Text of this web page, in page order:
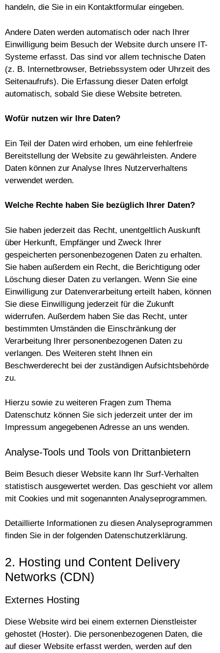
handeln, die Sie in ein Kontaktformular eingeben.
Andere Daten werden automatisch oder nach Ihrer
Einwilligung beim Besuch der Website durch unsere IT-
Systeme erfasst. Das sind vor allem technische Daten
(z. B. Internetbrowser, Betriebssystem oder Uhrzeit des
Seitenaufrufs). Die Erfassung dieser Daten erfolgt
automatisch, sobald Sie diese Website betreten.
Wofür nutzen wir Ihre Daten?
Ein Teil der Daten wird erhoben, um eine fehlerfreie
Bereitstellung der Website zu gewährleisten. Andere
Daten können zur Analyse Ihres Nutzerverhaltens
verwendet werden.
Welche Rechte haben Sie bezüglich Ihrer Daten?
Sie haben jederzeit das Recht, unentgeltlich Auskunft
über Herkunft, Empfänger und Zweck Ihrer
gespeicherten personenbezogenen Daten zu erhalten.
Sie haben außerdem ein Recht, die Berichtigung oder
Löschung dieser Daten zu verlangen. Wenn Sie eine
Einwilligung zur Datenverarbeitung erteilt haben, können
Sie diese Einwilligung jederzeit für die Zukunft
widerrufen. Außerdem haben Sie das Recht, unter
bestimmten Umständen die Einschränkung der
Verarbeitung Ihrer personenbezogenen Daten zu
verlangen. Des Weiteren steht Ihnen ein
Beschwerderecht bei der zuständigen Aufsichtsbehörde
zu.
Hierzu sowie zu weiteren Fragen zum Thema
Datenschutz können Sie sich jederzeit unter der im
Impressum angegebenen Adresse an uns wenden.
Analyse-Tools und Tools von Drittanbietern
Beim Besuch dieser Website kann Ihr Surf-Verhalten
statistisch ausgewertet werden. Das geschieht vor allem
mit Cookies und mit sogenannten Analyseprogrammen.
Detaillierte Informationen zu diesen Analyseprogrammen
finden Sie in der folgenden Datenschutzerklärung.
2. Hosting und Content Delivery
Networks (CDN)
Externes Hosting
Diese Website wird bei einem externen Dienstleister
gehostet (Hoster). Die personenbezogenen Daten, die
auf dieser Website erfasst werden, werden auf den